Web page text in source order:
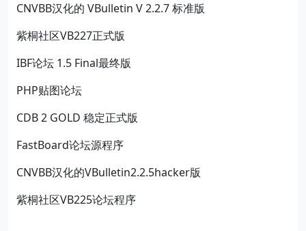
CNVBB汉化的 VBulletin V 2.2.7 标准版
紫桐社区VB227正式版
IBF论坛 1.5 Final最终版
PHP贴图论坛
CDB 2 GOLD 稳定正式版
FastBoard论坛源程序
CNVBB汉化的VBulletin2.2.5hacker版
紫桐社区VB225论坛程序